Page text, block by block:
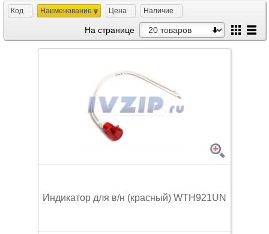
Код Наименование Цена Наличие
На странице
Индикатор для в/н (красный) WTH921UN